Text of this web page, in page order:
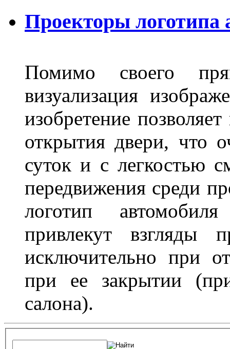
Проекторы логотипа
Помимо своего
визуализация
изобретение
открытия двери, что
суток и с легкостью
передвижения среди
логотип
привлекут взгляды
исключительно при
при ее закрытии
салона).